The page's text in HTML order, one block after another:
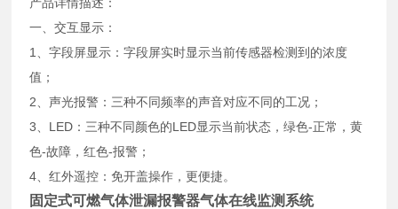
一、交互显示：
1、字段屏显示：字段屏实时显示当前传感器检测到的浓度
值；
2、声光报警：三种不同频率的声音对应不同的工况；
3、LED：三种不同颜色的LED显示当前状态，绿色-正常，黄
色-故障，红色-报警；
4、红外遥控：免开盖操作，更便捷。
固定式可燃气体泄漏报警器气体在线监测系统